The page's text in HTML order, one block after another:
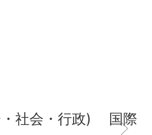
社会・行政) 国際